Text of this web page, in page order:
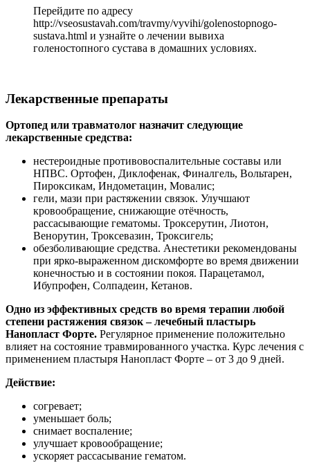
Перейдите по адресу
http://vseosustavah.com/travmy/vyvihi/golenostopnogo-
sustava.html и узнайте о лечении вывиха
голеностопного сустава в домашних условиях.
Лекарственные препараты
Ортопед или травматолог назначит следующие
лекарственные средства:
нестероидные противовоспалительные составы или
НПВС. Ортофен, Диклофенак, Финалгель, Вольтарен,
Пироксикам, Индометацин, Мовалис;
гели, мази при растяжении связок. Улучшают
кровообращение, снижающие отёчность,
рассасывающие гематомы. Троксерутин, Лиотон,
Венорутин, Троксевазин, Троксигель;
обезболивающие средства. Анестетики рекомендованы
при ярко-выраженном дискомфорте во время движении
конечностью и в состоянии покоя. Парацетамол,
Ибупрофен, Солпадеин, Кетанов.
Одно из эффективных средств во время терапии любой
степени растяжения связок – лечебный пластырь
Нанопласт Форте. Регулярное применение положительно
влияет на состояние травмированного участка. Курс лечения с
применением пластыря Нанопласт Форте – от 3 до 9 дней.
Действие:
согревает;
уменьшает боль;
снимает воспаление;
улучшает кровообращение;
ускоряет рассасывание гематом.